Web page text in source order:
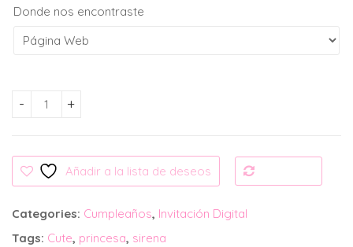
Donde nos encontraste
Invitación Digital: Sirena Cute cantidad
Añadir a la lista de deseos
Categories: Cumpleaños, Invitación Digital
Tags: Cute, princesa, sirena